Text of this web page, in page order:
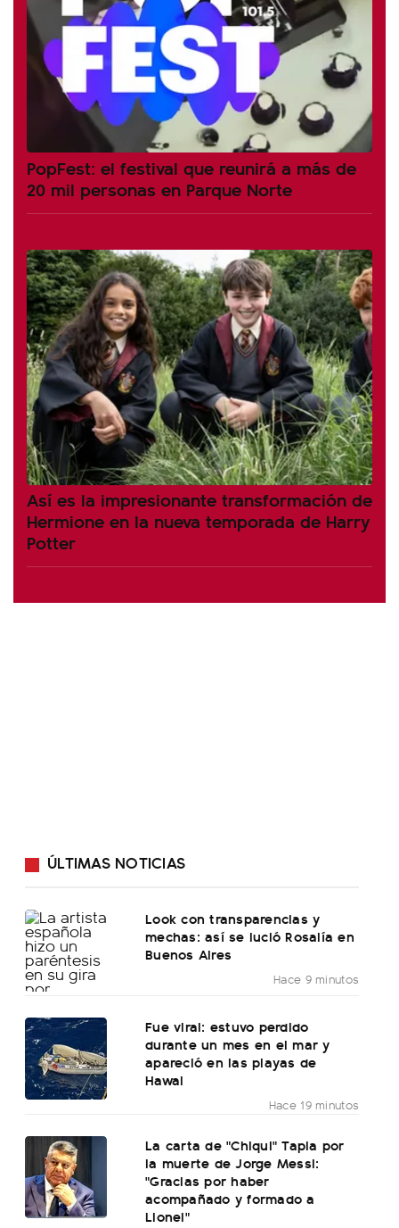
PopFest: el festival que reunirá a más de
20 mil personas en Parque Norte
Así es la impresionante transformación de
Hermione en la nueva temporada de Harry
Potter
ÚLTIMAS NOTICIAS
Look con transparencias y
mechas: así se lució Rosalía en
Buenos Aires
Hace 9 minutos
Fue viral: estuvo perdido
durante un mes en el mar y
apareció en las playas de
Hawai
Hace 19 minutos
La carta de "Chiqui" Tapia por
la muerte de Jorge Messi:
"Gracias por haber
acompañado y formado a
Lionel"